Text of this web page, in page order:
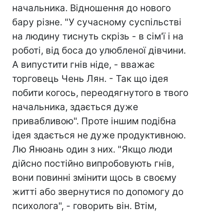
начальника. Відношення до нового
бару різне. "У сучасному суспільстві
на людину тиснуть скрізь - в сім'ї і на
роботі, від боса до улюбленої дівчини.
А випустити гнів ніде, - вважає
торговець Чень Лян. - Так що ідея
побити когось, переодягнутого в твого
начальника, здається дуже
привабливою". Проте іншим подібна
ідея здається не дуже продуктивною.
Лю Янюань один з них. "Якщо люди
дійсно постійно випробовують гнів,
вони повинні змінити щось в своєму
житті або звернутися по допомогу до
психолога", - говорить він. Втім,